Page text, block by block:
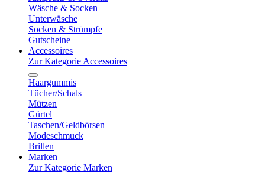
Wäsche & Socken
Unterwäsche
Socken & Strümpfe
Gutscheine
Accessoires
Zur Kategorie Accessoires
Haargummis
Tücher/Schals
Mützen
Gürtel
Taschen/Geldbörsen
Modeschmuck
Brillen
Marken
Zur Kategorie Marken